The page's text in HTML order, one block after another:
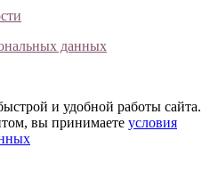
данных
и удобной работы сайта.
вы принимаете условия